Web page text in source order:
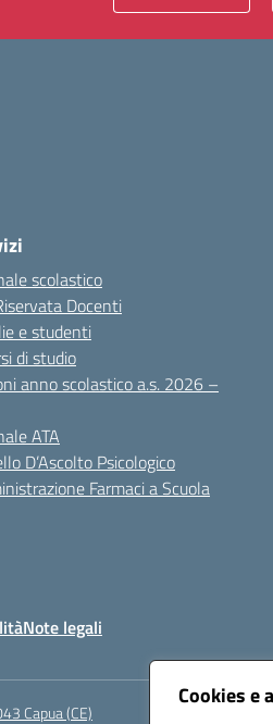
Cookies e
scolastico
Docenti
e studenti
di studio
anno scolastico a.s. 2026 –
ATA
D’Ascolto Psicologico
Farmaci a Scuola
Note legali
Capua (CE)